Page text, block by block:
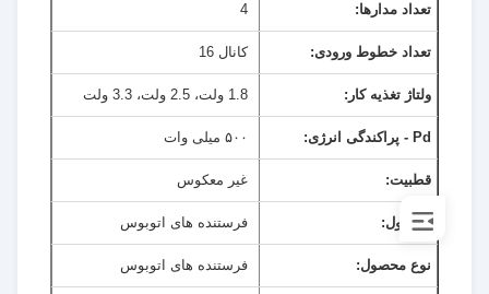
تعداد مدارها: 4
تعداد خطوط ورودی: کانال 16
ولتاژ تغذیه کار: 1.8 ولت، 2.5 ولت، 3.3 ولت
Pd - پراکندگی انرژی: ۵۰۰ میلی وات
قطبيت: غیر معکوس
محصول: فرستنده های اتوبوس
نوع محصول: فرستنده های اتوبوس